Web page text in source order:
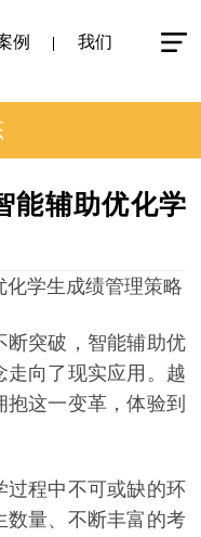
例 我们
能辅助优化学
化学生成绩管理策略
突破，智能辅助优
向了现实应用。越
这一变革，体验到
程中不可或缺的环
数量、不断丰富的考